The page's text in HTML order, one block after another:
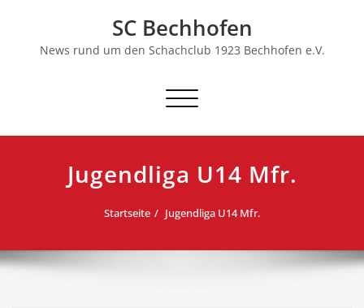
SC Bechhofen
News rund um den Schachclub 1923 Bechhofen e.V.
Schalte
Jugendliga U14 Mfr.
Startseite Jugendliga U14 Mfr.